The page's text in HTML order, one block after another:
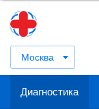
Москва
Диагностика